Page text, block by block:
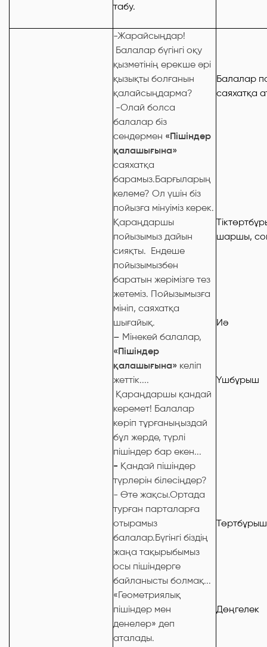
табу.
-Жарайсыңдар!
Балалар бүгінгі оқу
қызметінің ерекше әрі
қызықты болғанын
қалайсыңдарма?
-Олай болса
балалар біз
сендермен «Пішіндер
қалашығына»
саяхатқа
барамыз.Барғыларың
келеме? Ол үшін біз
пойызға мінуіміз керек.
Қараңдаршы
пойызымыз дайын
сияқты. Ендеше
пойызымызбен
баратын жерімізге тез
жетеміз. Пойызымызға
мініп, саяхатқа
шығайық.
– Мінекей балалар,
«Пішіндер
қалашығына» келіп
жеттік....
Қараңдаршы қандай
керемет! Балалар
көріп тұрғаныңыздай
бұл жерде, түрлі
пішіндер бар екен...
- Қандай пішіндер
түрлерін білесіңдер?
- Өте жақсы.Ортада
турған парталарға
отырамыз
балалар.Бүгінгі біздің
жаңа тақырыбымыз
осы пішіндерге
байланысты болмақ...
«Геометриялық
пішіндер мен
денелер» деп
аталады.
Балалар
саяхатқа
шаршы,
Иә
Үшбұрыш
Төртбұрыш
Дөңгелек